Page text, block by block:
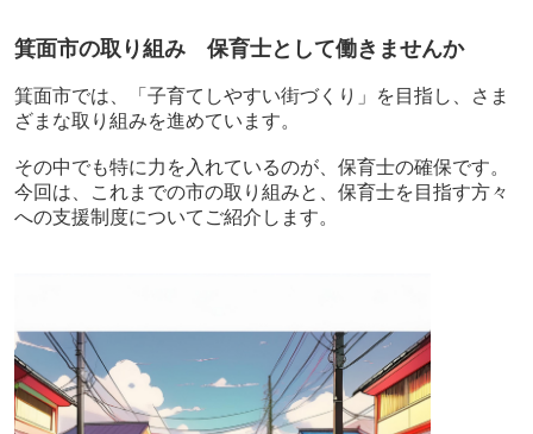
箕面市の取り組み 保育士として働きませんか
箕面市では、「子育てしやすい街づくり」を目指し、さま
ざまな取り組みを進めています。
その中でも特に力を入れているのが、保育士の確保です。
今回は、これまでの市の取り組みと、保育士を目指す方々
への支援制度についてご紹介します。